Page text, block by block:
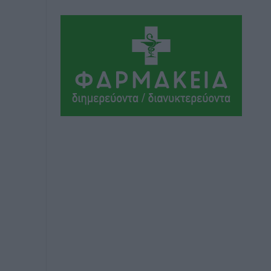
Κατταβιά: Πρόεδρος ο Μανώλης
Φραντζής, απέκτησε τον νεαρό
Καρακασιάν
Αθλητικά• πριν 9 ώρες